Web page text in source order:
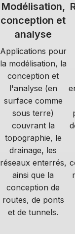
Modélisation,
conception et
analyse
Applications pour
la modélisation, la
conception et
l'analyse (en
surface comme
sous terre)
couvrant la
topographie, le
drainage, les
réseaux enterrés,
ainsi que la
conception de
routes, de ponts
et de tunnels.